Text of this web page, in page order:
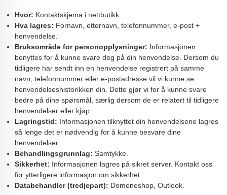
Hvor: Kontaktskjema i nettbutikk
Hva lagres: Fornavn, etternavn, telefonnummer, e-post +
henvendelse.
Bruksområde for personopplysninger: Informasjonen
benyttes for å kunne svare deg på din henvendelse. Dersom du
tidligere har sendt inn en henvendelse registrert på samme
navn, telefonnummer eller e-postadresse vil vi kunne se
henvendelseshistorikken din. Dette gjør vi for å kunne svare
bedre på dine spørsmål, særlig dersom de er relatert til tidligere
henvendelser eller kjøp.
Lagringstid: Informasjonen tilknyttet din henvendelsene lagres
så lenge det er nødvendig for å kunne besvare dine
henvendelser.
Behandlingsgrunnlag: Samtykke.
Sikkerhet: Informasjonen lagres på sikret server. Kontakt oss
for ytterligere informasjon om sikkerhet.
Databehandler (tredjepart): Domeneshop, Outlook.